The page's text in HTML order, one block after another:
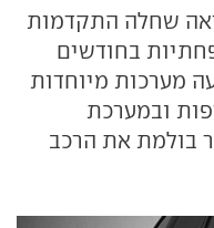
שחלה התקדמות
בחודשים
מערכות מיוחדות
ובמערכת
בולמת את הרכב